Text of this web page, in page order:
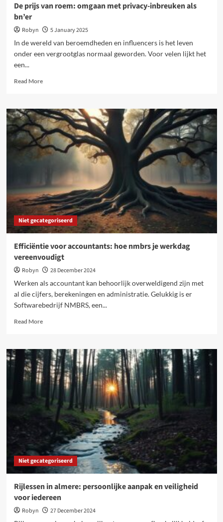
De prijs van roem: omgaan met privacy-inbreuken als
bn’er
Robyn
5 January 2025
In de wereld van beroemdheden en influencers is het leven
onder een vergrootglas normaal geworden. Voor velen lijkt het
een...
Read MoreRead
De
prijs
van
roem:
omgaan
met
inbreuken
als
bn’er
Niet gecategoriseerd
Efficiëntie voor accountants: hoe nmbrs je werkdag
vereenvoudigt
Robyn
28 December 2024
Werken als accountant kan behoorlijk overweldigend zijn met
al die cijfers, berekeningen en administratie. Gelukkig is er
Softwarebedrijf NMBRS, een...
Read MoreRead
Efficiëntie
voor
accountants:
hoe
nmbrs
je
werkdag
vereenvoudigt
Niet gecategoriseerd
Rijlessen in almere: persoonlijke aanpak en veiligheid
voor iedereen
Robyn
27 December 2024